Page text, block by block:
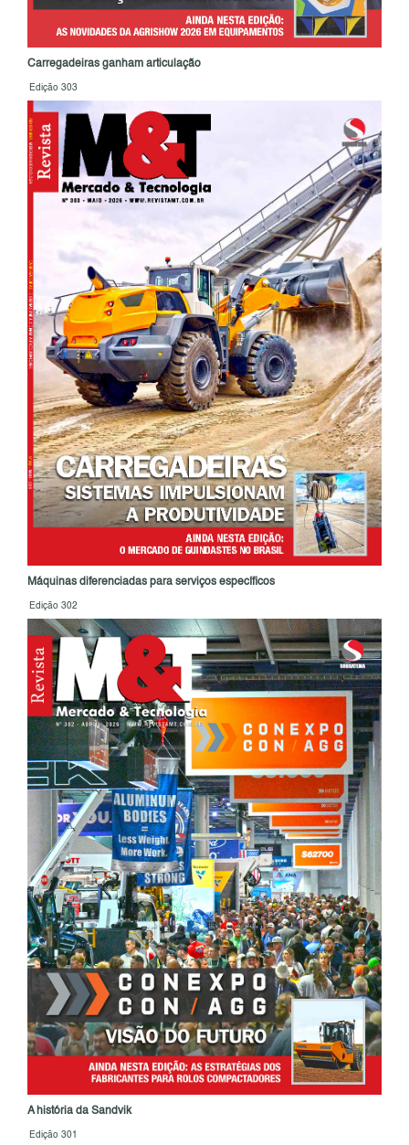
Carregadeiras ganham articulação
Edição 303
Máquinas diferenciadas para serviços específicos
Edição 302
A história da Sandvik
Edição 301